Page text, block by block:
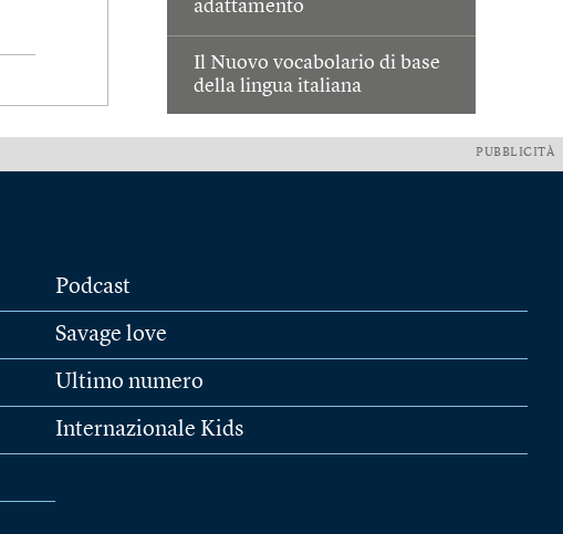
adattamento
Il Nuovo vocabolario di base
della lingua italiana
PUBBLICITÀ
Podcast
Savage love
Ultimo numero
Internazionale Kids